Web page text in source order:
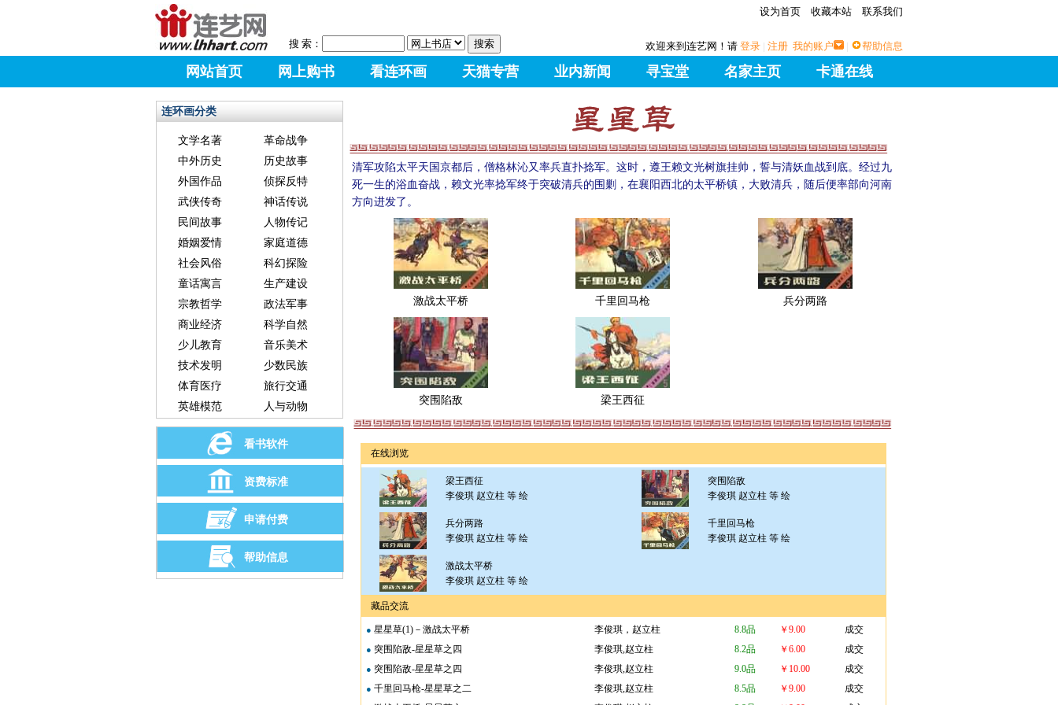
设为首页 收藏本站 联系我们
搜 索： 欢迎来到连艺网！请 登录 | 注册 我的账户 帮助信息
网站首页 网上购书 看连环画 天猫专营 业内新闻 寻宝堂 名家主页 卡通在线
连环画分类
文学名著
革命战争
中外历史
历史故事
外国作品
侦探反特
武侠传奇
神话传说
民间故事
人物传记
婚姻爱情
家庭道德
社会风俗
科幻探险
童话寓言
生产建设
宗教哲学
政法军事
商业经济
科学自然
少儿教育
音乐美术
技术发明
少数民族
体育医疗
旅行交通
英雄模范
人与动物
看书软件
资费标准
申请付费
帮助信息
清军攻陷太平天国京都后，僧格林沁又率兵直扑捻军。这时，遵王赖文光树旗挂帅，誓与清妖血战到底。经过九
死一生的浴血奋战，赖文光率捻军终于突破清兵的围剿，在襄阳西北的太平桥镇，大败清兵，随后便率部向河南
方向进发了。
激战太平桥 千里回马枪 兵分两路
突围陷敌 梁王西征
在线浏览
梁王西征
李俊琪 赵立柱 等 绘
突围陷敌
李俊琪 赵立柱 等 绘
兵分两路
李俊琪 赵立柱 等 绘
千里回马枪
李俊琪 赵立柱 等 绘
激战太平桥
李俊琪 赵立柱 等 绘
藏品交流
● 星星草(1)－激战太平桥 李俊琪，赵立柱 8.8品 ￥9.00 成交
● 突围陷敌-星星草之四 李俊琪,赵立柱 8.2品 ￥6.00 成交
● 突围陷敌-星星草之四 李俊琪,赵立柱 9.0品 ￥10.00 成交
● 千里回马枪-星星草之二 李俊琪,赵立柱 8.5品 ￥9.00 成交